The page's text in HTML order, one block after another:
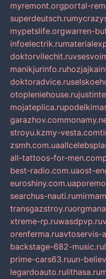
myremont.orgportal-
superdeutsch.ru
mypetslife.orgwarren-
infoelectrik.ru
doktorvilechit.ru
manikjurinfo.ru
doktoradvice.ru
otopleniehouse.ru
mojateplica.ru
garazhov.com
stroyu.kzmy-vesta.com
zsmh.com.ua
all-tattoos-for-men.com
best-radio.com.uaost-
euroshiny.com.ua
searchus-nauti.ru
transgazstroy.ru
xtreme-rp.ruwasdpvp.ru
orenferma.ruavtoservis-
backstage-682-music.ru
prime-cars63.ruun-
legardoauto.rulithasa.ru